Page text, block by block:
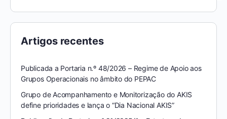
Artigos recentes
Publicada a Portaria n.º 48/2026 – Regime de Apoio aos
Grupos Operacionais no âmbito do PEPAC
Grupo de Acompanhamento e Monitorização do AKIS
define prioridades e lança o “Dia Nacional AKIS”